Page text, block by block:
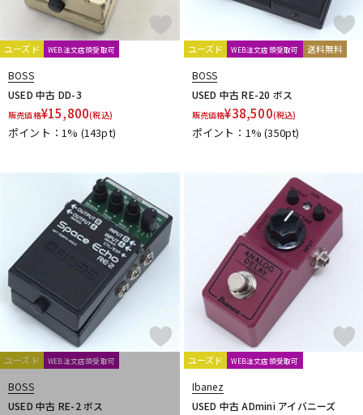
Van Diemens Analogue Audio Disruptors
Jad Freer Audio
SUSHI BOX FX
Lofi Mind Effects
HUDSON ELECTRONICS
Finding That Tone
1981 Inventions
29 Pedals
6 Degrees FX
ユーズド WEB注文店頭受取可
BOSS
USED 中古 DD-3
販売価格¥15,800(税込)
ポイント：1% (143pt)
ユーズド WEB注文店頭受取可 送料無料
BOSS
USED 中古 RE-20 ボス
販売価格¥38,500(税込)
ポイント：1%(350pt)
ユーズド WEB注文店頭受取可
BOSS
USED 中古 RE-2 ボス
ユーズド WEB注文店頭受取可
Ibanez
USED 中古 ADmini アイバニーズ